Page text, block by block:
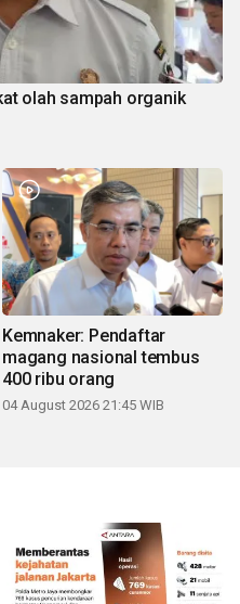
olah sampah organik
Kemnaker: Pendaftar
magang nasional tembus
400 ribu orang
04 August 2026 21:45 WIB